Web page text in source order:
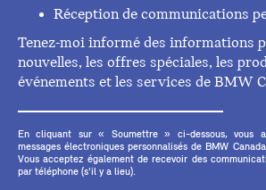
Réception de communications
Tenez-moi informé des informations
nouvelles, les offres spéciales, les
événements et les services de BMW
En cliquant sur « Soumettre » ci-dessous, vous
messages électroniques personnalisés de BMW
Vous acceptez également de recevoir des
par téléphone (s'il y a lieu).